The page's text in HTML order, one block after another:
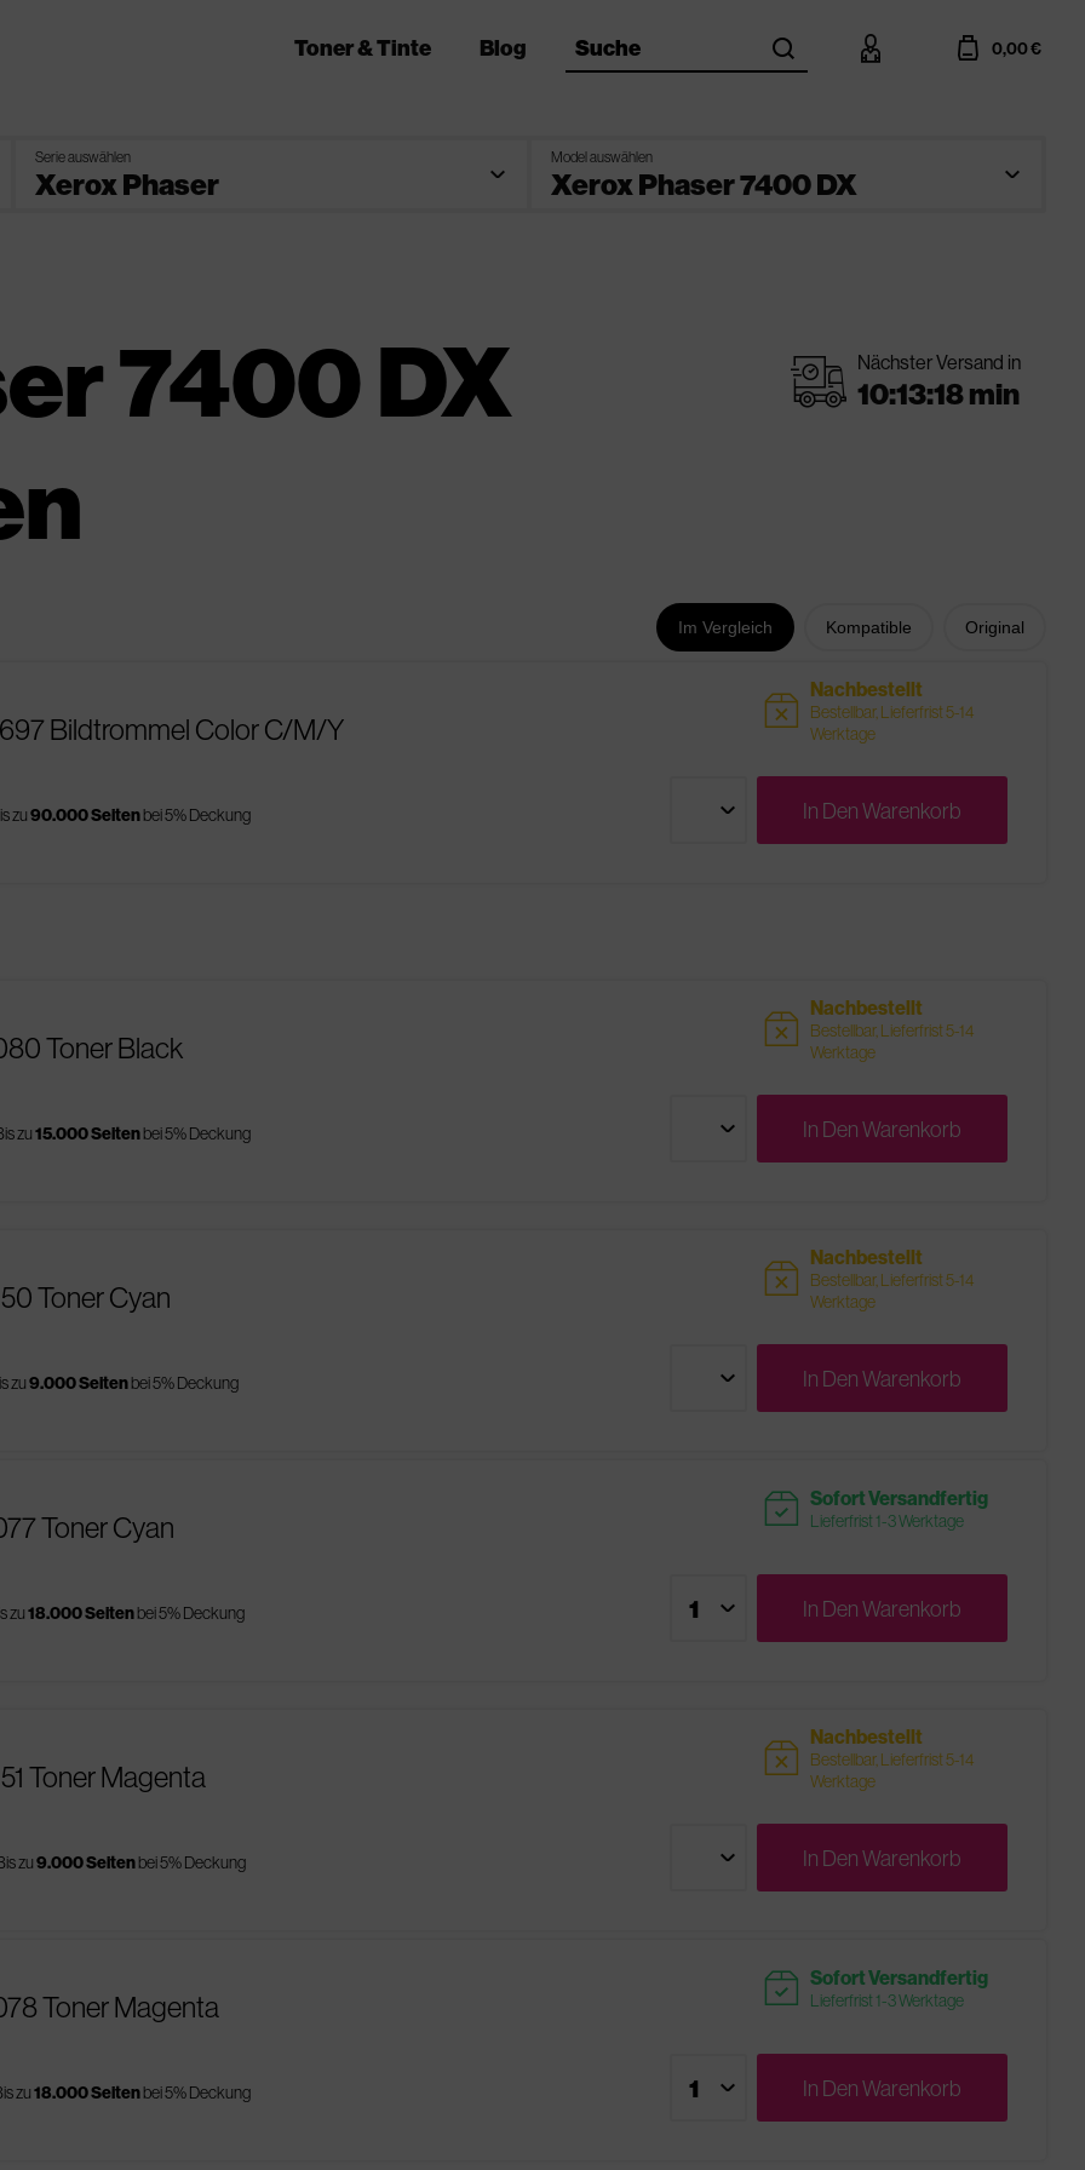
Toner & Tinte Blog Suche search account cart 0,00 €
Serie auswählen Model auswählen
7400 DX
shipping Nächster Versand in
Im Vergleich Kompatible Original
Bildtrommel Color C/M/Y
zu90.000 Seitenbei 5% Deckung
sold Nachbestellt
Bestellbar, Lieferfrist 5-14
Werktage
In DenWarenkorb
Toner Black
zu15.000 Seitenbei 5% Deckung
sold Nachbestellt
Bestellbar, Lieferfrist 5-14
Werktage
In DenWarenkorb
Toner Cyan
zu9.000 Seitenbei 5% Deckung
sold Nachbestellt
Bestellbar, Lieferfrist 5-14
Werktage
In DenWarenkorb
Toner Cyan
zu18.000 Seitenbei 5% Deckung
readytoship Sofort Versandfertig
Lieferfrist 1-3 Werktage
In DenWarenkorb
Toner Magenta
zu9.000 Seitenbei 5% Deckung
sold Nachbestellt
Bestellbar, Lieferfrist 5-14
Werktage
In DenWarenkorb
Toner Magenta
zu18.000 Seitenbei 5% Deckung
readytoship Sofort Versandfertig
Lieferfrist 1-3 Werktage
In DenWarenkorb